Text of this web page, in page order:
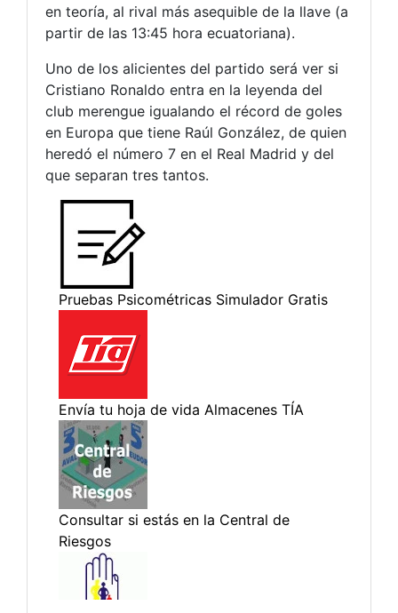
en teoría, al rival más asequible de la llave (a
partir de las 13:45 hora ecuatoriana).
Uno de los alicientes del partido será ver si
Cristiano Ronaldo entra en la leyenda del
club merengue igualando el récord de goles
en Europa que tiene Raúl González, de quien
heredó el número 7 en el Real Madrid y del
que separan tres tantos.